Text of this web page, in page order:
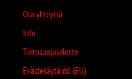
Ota yhteyttä
Info
Tietosuojaseloste
Evästekäytäntö (EU)